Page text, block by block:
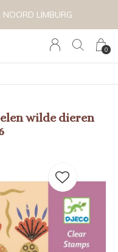
0
NOORD LIMBURG
wilde dieren